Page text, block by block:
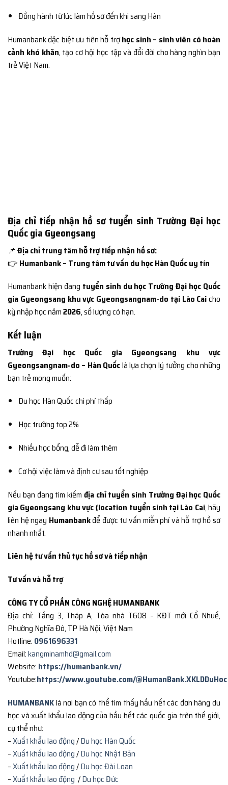
Đồng hành từ lúc làm hồ sơ đến khi sang Hàn
Humanbank đặc biệt ưu tiên hỗ trợhọc sinh – sinh viên có hoàn
cảnh khó khăn, tạo cơ hội học tập và đổi đời cho hàng nghìn bạn
trẻ Việt Nam.
Địa chỉ tiếp nhận hồ sơ tuyển sinh Trường Đại học
Quốc gia Gyeongsang
📌 Địa chỉ trung tâm hỗ trợ tiếp nhận hồ sơ:
👉 Humanbank – Trung tâm tư vấn du học Hàn Quốc uy tín
Humanbank hiện đang tuyển sinh du học Trường Đại học Quốc
gia Gyeongsang khu vực Gyeongsangnam-do tại Lào Caicho
kỳ nhập học năm2026, số lượng có hạn.
Kết luận
Trường Đại học Quốc gia Gyeongsang khu vực
Gyeongsangnam-do – Hàn Quốclà lựa chọn lý tưởng cho những
bạn trẻ mong muốn:
Du học Hàn Quốc chi phí thấp
Học trường top 2%
Nhiều học bổng, dễ đi làm thêm
Cơ hội việc làm và định cư sau tốt nghiệp
Nếu bạn đang tìm kiếm địa chỉ tuyển sinh Trường Đại học Quốc
gia Gyeongsang khu vực {location tuyển sinh tại Lào Cai, hãy
liên hệ ngay Humanbankđể được tư vấn miễn phí và hỗ trợ hồ sơ
nhanh nhất.
Liên hệ tư vấn thủ tục hồ sơ và tiếp nhận
Tư vấn và hỗ trợ
CÔNG TY CỔ PHẦN CÔNG NGHỆ HUMANBANK
Địa chỉ: Tầng 3, Tháp A, Tòa nhà T608 – KĐT mới Cổ Nhuế,
Phường Nghĩa Đô, TP Hà Nội, Việt Nam
Hotline: 0961696331
Email:kangminamhd@gmail.com
Website: https://humanbank.vn/
Youtube:https://www.youtube.com/@HumanBank.XKLDDuHoc
HUMANBANKlà nơi bạn có thể tìm thấy hầu hết các đơn hàng du
học và xuất khẩu lao động của hầu hết các quốc gia trên thế giới,
cụ thể như:
–Xuất khẩu lao động/Du học Hàn Quốc
–Xuất khẩu lao động/Du học Nhật Bản
–Xuất khẩu lao động/Du học Đài Loan
–Xuất khẩu lao động /Du học Đức